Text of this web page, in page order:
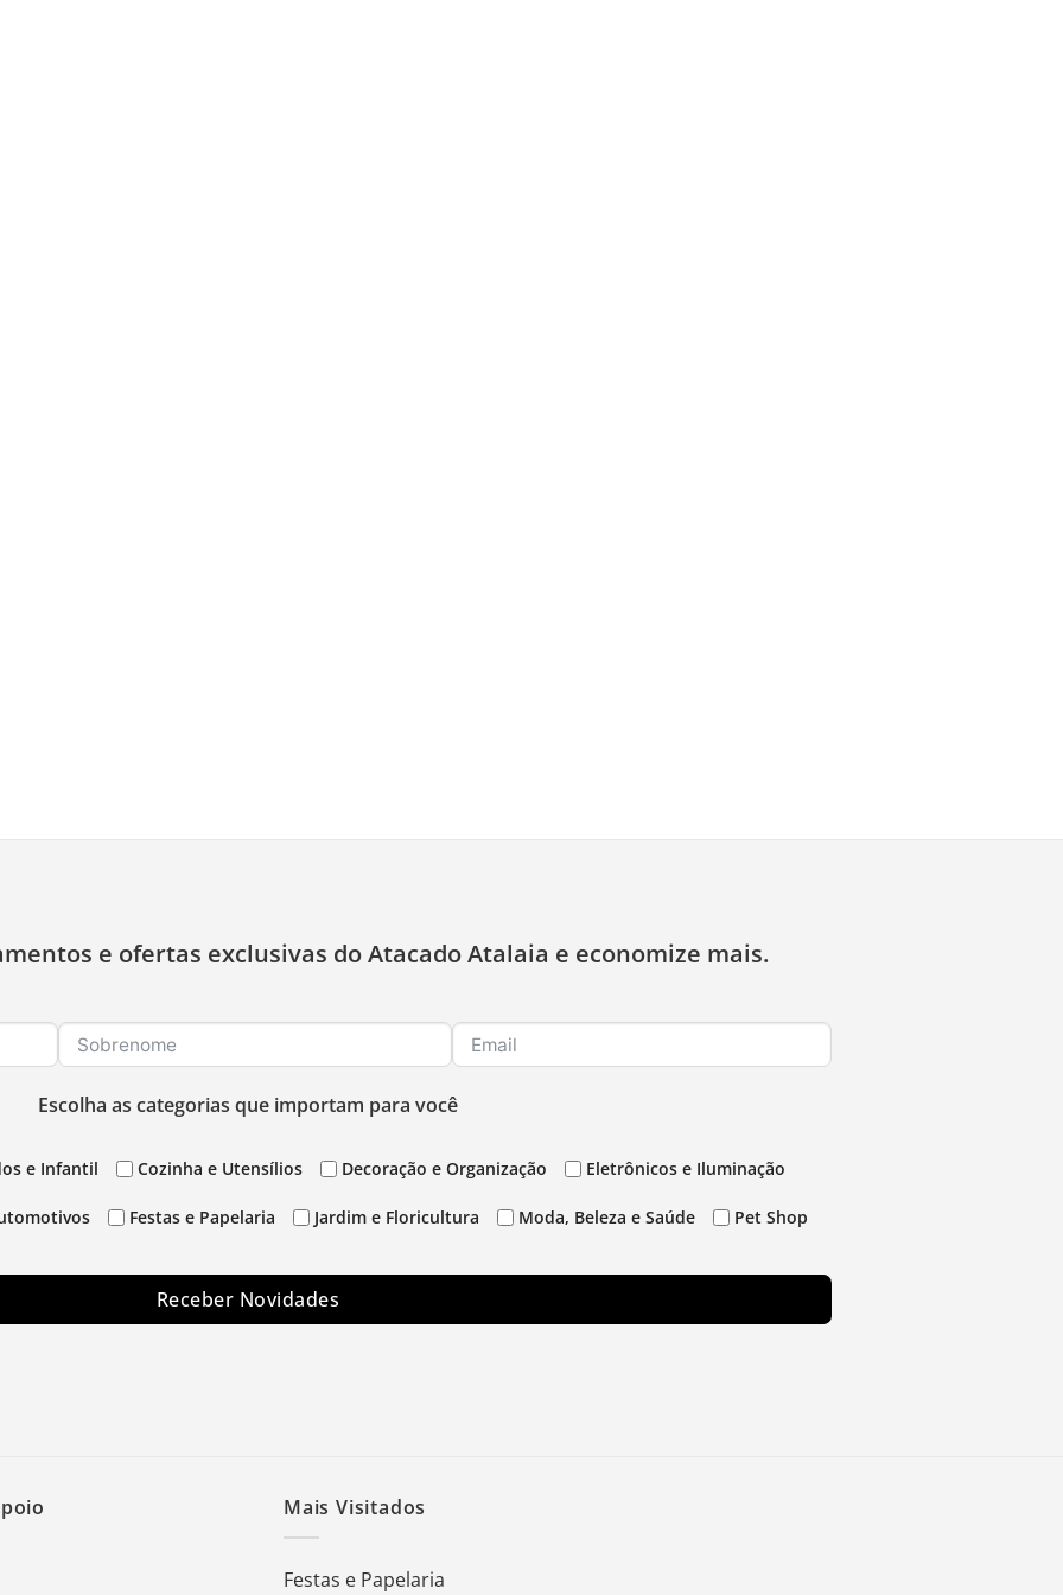
e ofertas exclusivas do Atacado Atalaia e economize mais.
Escolha as categorias que importam para você
e Infantil Cozinha e Utensílios Decoração e Organização Eletrônicos e Iluminação
Festas e Papelaria Jardim e Floricultura Moda, Beleza e Saúde Pet Shop
Receber Novidades
Mais Visitados
Festas e Papelaria